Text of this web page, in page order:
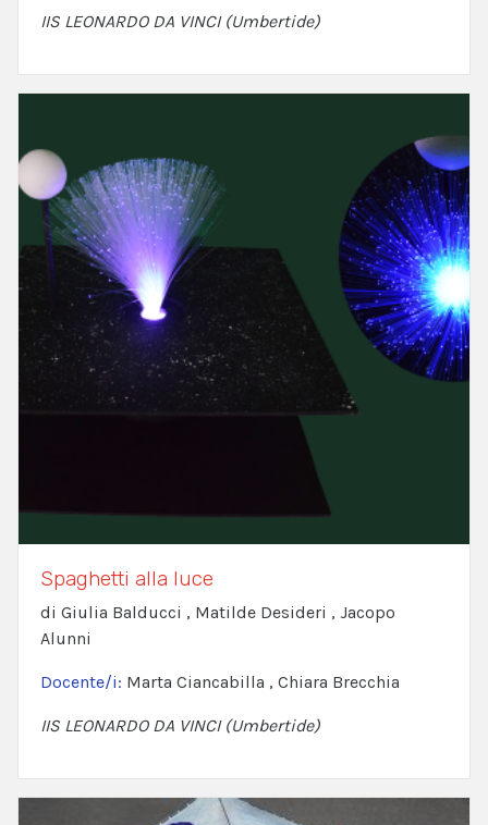
IIS LEONARDO DA VINCI (Umbertide)
Spaghetti alla luce
di Giulia Balducci , Matilde Desideri , Jacopo
Alunni
Docente/i: Marta Ciancabilla , Chiara Brecchia
IIS LEONARDO DA VINCI (Umbertide)